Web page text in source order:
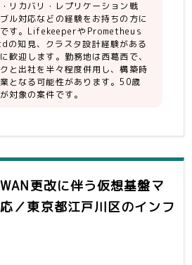
】
を使用したクラスタ設計経
る方
／Fluentdの知見があ
サーバ機器
FCSW
リカバリ・レプリケーション戦
ル対応などの経験をお持ちの方に
です。LifekeeperやPrometheus
の知見、クラスタ設計経験がある
歓迎します。勤務地は西葛西で、
と出社を半々程度併用し、構築時
となる可能性があります。50歳
対象の案件です。
更改に伴う仮想基盤マ
／東京都江戸川区のインフ